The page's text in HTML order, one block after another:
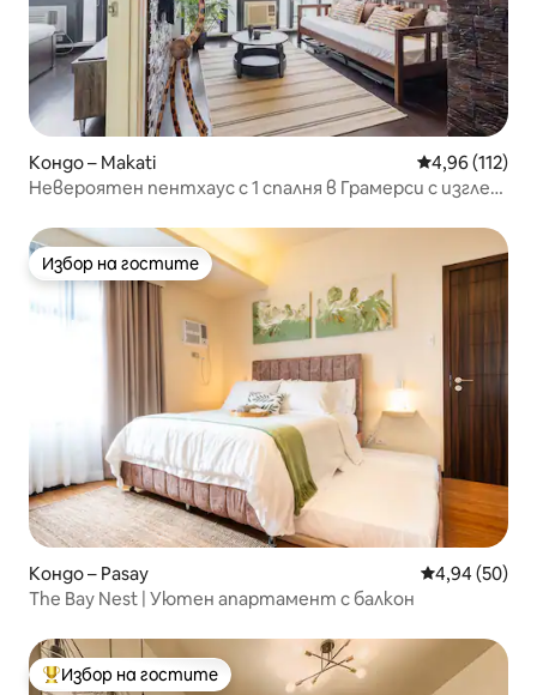
Кондо – Makati Средна
4,96 (112)
Невероятен пентхаус с 1 спалня в Грамерси с изглед
Избор на гостите
Избор на гостите
Кондо – Pasay Средна
4,94 (50)
The Bay Nest | Уютен апартамент с балкон
Най-популярен избор на гостите
Избор на гостите